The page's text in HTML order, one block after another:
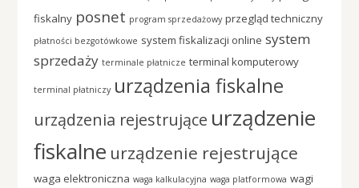
fiskalny posnet program sprzedażowy przegląd techniczny
płatności bezgotówkowe system fiskalizacji online system
sprzedaży terminale płatnicze terminal komputerowy
terminal płatniczy urządzenia fiskalne
urządzenia rejestrujące urządzenie
fiskalne urządzenie rejestrujące
waga elektroniczna waga kalkulacyjna waga platformowa wagi